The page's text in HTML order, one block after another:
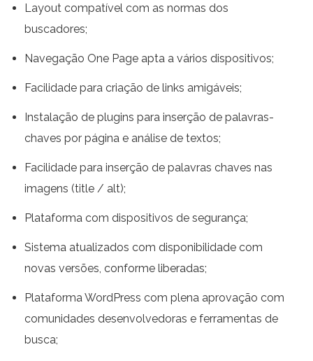
Layout compatível com as normas dos
buscadores;
Navegação One Page apta a vários dispositivos;
Facilidade para criação de links amigáveis;
Instalação de plugins para inserção de palavras-
chaves por página e análise de textos;
Facilidade para inserção de palavras chaves nas
imagens (title / alt);
Plataforma com dispositivos de segurança;
Sistema atualizados com disponibilidade com
novas versões, conforme liberadas;
Plataforma WordPress com plena aprovação com
comunidades desenvolvedoras e ferramentas de
busca;